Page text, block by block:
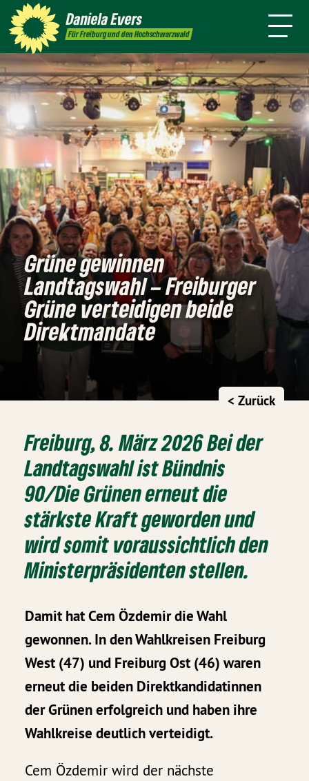
DanielaEvers
Für Freiburg und den Hochschwarzwald
mich
Grüne gewinnen
Landtagswahl – Freiburger
Grüne verteidigen beide
Direktmandate
< Zurück
Freiburg, 8. März 2026 Bei der
Landtagswahl ist Bündnis
90/Die Grünen erneut die
stärkste Kraft geworden und
wird somit voraussichtlich den
Ministerpräsidenten stellen.
Damit hat Cem Özdemir die Wahl
gewonnen. In den Wahlkreisen Freiburg
West (47) und Freiburg Ost (46) waren
erneut die beiden Direktkandidatinnen
der Grünen erfolgreich und haben ihre
Wahlkreise deutlich verteidigt.
Cem Özdemir wird der nächste